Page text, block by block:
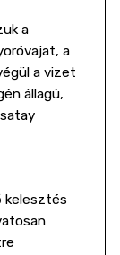
a
a
a vizet
állagú,
kelesztés